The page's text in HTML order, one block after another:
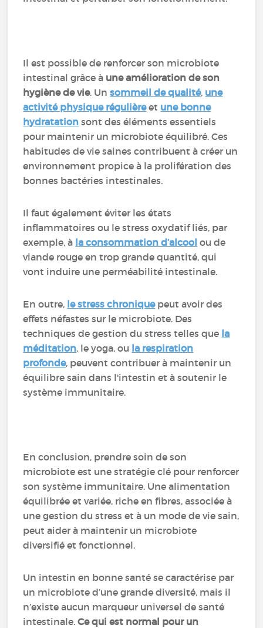
Il est possible de renforcer son microbiote
intestinal grâce à une amélioration de son
hygiène de vie. Unsommeil de qualité, une
activité physique régulièreet une bonne
hydratation sont des éléments essentiels
pour maintenir un microbiote équilibré. Ces
habitudes de vie saines contribuent à créer un
environnement propice à la prolifération des
bonnes bactéries intestinales.
Il faut également éviter les états
inflammatoires ou le stress oxydatif liés, par
exemple, à la consommation d’alcool ou de
viande rouge en trop grande quantité, qui
vont induire une perméabilité intestinale.
En outre, le stress chroniquepeut avoir des
effets néfastes sur le microbiote. Des
techniques de gestion du stress telles que la
méditation, le yoga, ou la respiration
profonde, peuvent contribuer à maintenir un
équilibre sain dans l'intestin et à soutenir le
système immunitaire.
En conclusion, prendre soin de son
microbiote est une stratégie clé pour renforcer
son système immunitaire. Une alimentation
équilibrée et variée, riche en fibres, associée à
une gestion du stress et à un mode de vie sain,
peut aider à maintenir un microbiote
diversifié et fonctionnel.
Un intestin en bonne santé se caractérise par
un microbiote d’une grande diversité, mais il
n’existe aucun marqueur universel de santé
intestinale.Ce qui est normal pour un